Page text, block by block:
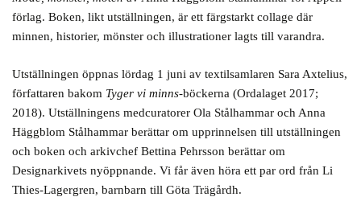
förlag. Boken, likt utställningen, är ett färgstarkt collage där
minnen, historier, mönster och illustrationer lagts till varandra.
Utställningen öppnas lördag 1 juni av textilsamlaren Sara Axtelius,
författaren bakom Tyger vi minns-böckerna (Ordalaget 2017;
2018). Utställningens medcuratorer Ola Stålhammar och Anna
Häggblom Stålhammar berättar om upprinnelsen till utställningen
och boken och arkivchef Bettina Pehrsson berättar om
Designarkivets nyöppnande. Vi får även höra ett par ord från Li
Thies-Lagergren, barnbarn till Göta Trägårdh.